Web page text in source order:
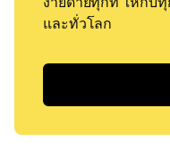
และทั่วโลก